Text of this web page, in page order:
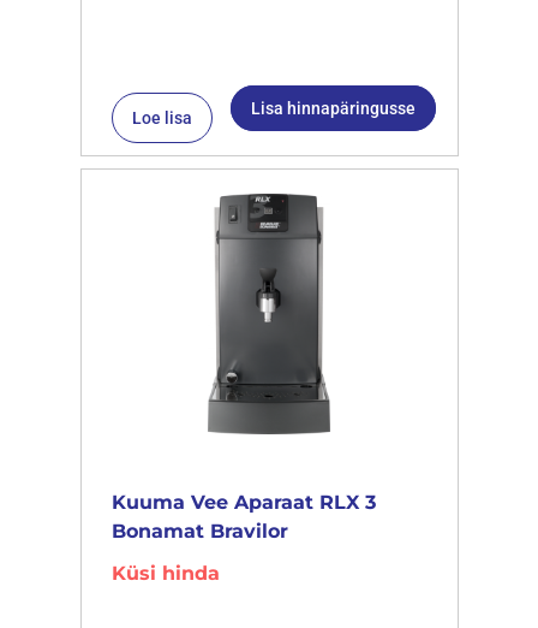
Loe lisa Lisa hinnapäringusse
Kuuma Vee Aparaat RLX 3
Bonamat Bravilor
Küsi hinda